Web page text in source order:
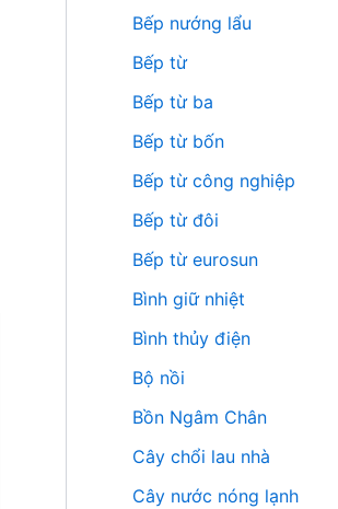
Bếp nướng lẩu
Bếp từ
Bếp từ ba
Bếp từ bốn
Bếp từ công nghiệp
Bếp từ đôi
Bếp từ eurosun
Bình giữ nhiệt
Bình thủy điện
Bộ nồi
Bồn Ngâm Chân
Cây chổi lau nhà
Cây nước nóng lạnh